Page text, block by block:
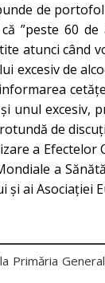
de
”peste 60
atunci când
excesiv de
excesiv,
de
a
a
ai Asociației
Primăria